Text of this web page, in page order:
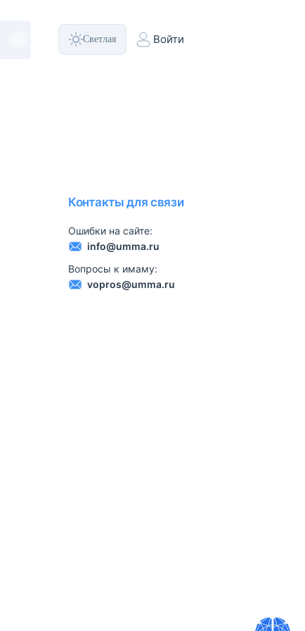
Светлая Войти
Контакты для связи
Ошибки на сайте:
info@umma.ru
Вопросы к имаму:
vopros@umma.ru